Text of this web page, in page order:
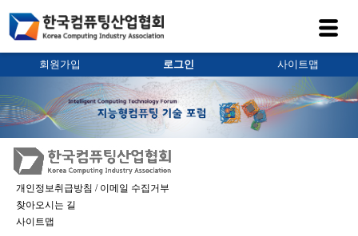
회원가입 로그인 사이트맵
개인정보취급방침 / 이메일 수집거부
찾아오시는 길
사이트맵